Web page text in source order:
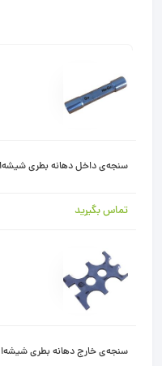
وضعیت
/ عکس
سنجه‌ی داخل دهانه بطری
تماس بگیرید
سنجه‌ی خارج دهانه بطری